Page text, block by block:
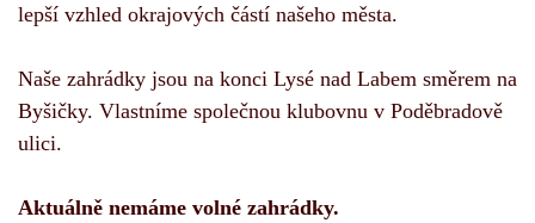
lepší vzhled okrajových částí našeho města.
Naše zahrádky jsou na konci Lysé nad Labem směrem na
Byšičky. Vlastníme společnou klubovnu v Poděbradově
ulici.
Aktuálně nemáme volné zahrádky.